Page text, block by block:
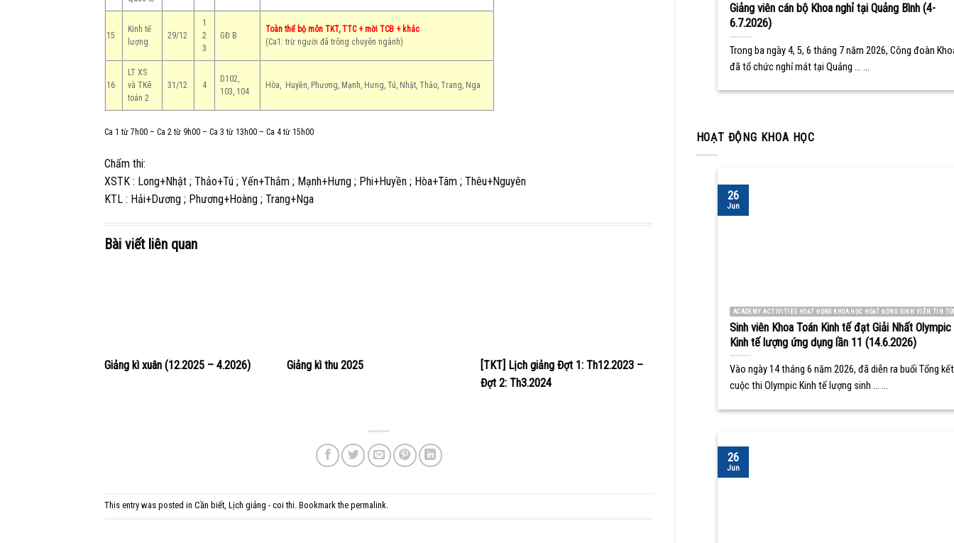
15
Kinh tế
lượng
29/12
1
2
3
GĐ B
Toàn thể bộ môn TKT, TTC + mời TCB + khác
(Ca1: trừ người đã trông chuyên ngành)
16
LT XS
và TKê
toán 2
31/12 4
D102,
103, 104
Hòa, Huyền, Phương, Mạnh, Hưng, Tú, Nhật, Thảo, Trang, Nga
Ca 1 từ 7h00 – Ca 2 từ 9h00 – Ca 3 từ 13h00 – Ca 4 từ 15h00
Chấm thi:
XSTK : Long+Nhật ; Thảo+Tú ; Yến+Thắm ; Mạnh+Hưng ; Phi+Huyền ; Hòa+Tâm ; Thêu+Nguyên
KTL : Hải+Dương ; Phương+Hoàng ; Trang+Nga
Bài viết liên quan
Giảng kì xuân (12.2025 – 4.2026) Giảng kì thu 2025
[TKT] Lịch giảng Đợt 1: Th12.2023 –
Đợt 2: Th3.2024
This entry was posted in Cần biết, Lịch giảng - coi thi. Bookmark the permalink.
Giảng viên cán bộ Khoa nghỉ tại Quảng Bình (4-
6.7.2026)
Trong ba ngày 4, 5, 6 tháng 7 năm 2026, Công đoàn
đã tổ chức nghỉ mát tại Quảng ... ...
HOẠT ĐỘNG KHOA HỌC
ACADEMY ACTIVITIES HOẠT ĐỘNG KHOA HỌC HOẠT ĐỘNG SINH VIÊN TIN
Sinh viên Khoa Toán Kinh tế đạt Giải Nhất Olympic
Kinh tế lượng ứng dụng lần 11 (14.6.2026)
Vào ngày 14 tháng 6 năm 2026, đã diễn ra buổi Tổng kết
cuộc thi Olympic Kinh tế lượng sinh ... ...
26
Jun
26
Jun